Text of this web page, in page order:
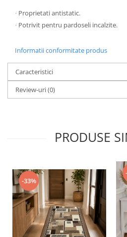
· Proprietati antistatic.
· Potrivit pentru pardoseli incalzite.
Informatii conformitate produs
Caracteristici
Review-uri(0)
PRODUSE
-33%